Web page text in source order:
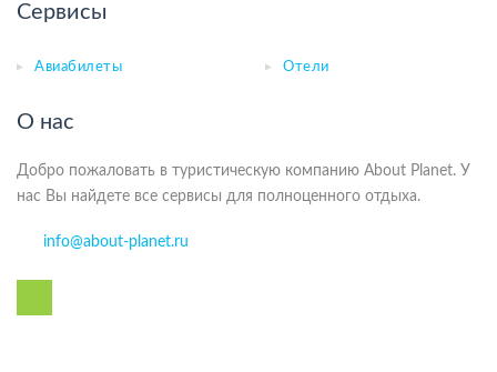
Сервисы
Авиабилеты Отели
О нас
Добро пожаловать в туристическую компанию About Planet. У
нас Вы найдете все сервисы для полноценного отдыха.
info@about-planet.ru